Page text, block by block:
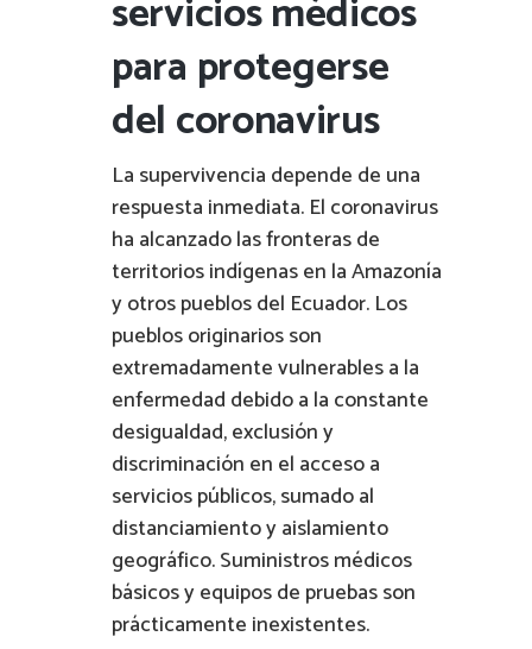
servicios médicos
para protegerse
del coronavirus
La supervivencia depende de una
respuesta inmediata. El coronavirus
ha alcanzado las fronteras de
territorios indígenas en la Amazonía
y otros pueblos del Ecuador. Los
pueblos originarios son
extremadamente vulnerables a la
enfermedad debido a la constante
desigualdad, exclusión y
discriminación en el acceso a
servicios públicos, sumado al
distanciamiento y aislamiento
geográfico. Suministros médicos
básicos y equipos de pruebas son
prácticamente inexistentes.